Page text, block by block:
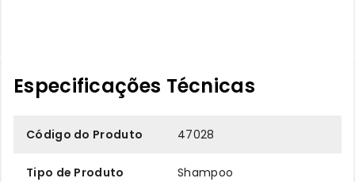
Especificações Técnicas
Código do Produto 47028
Tipo de Produto Shampoo